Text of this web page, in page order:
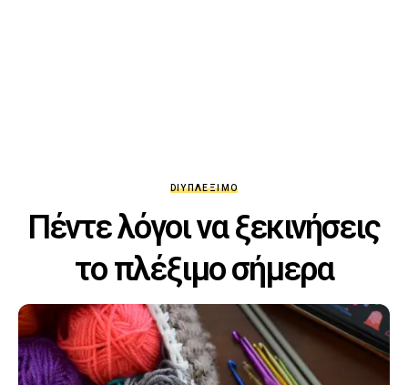
DIYΠΛΈΞΙΜΟ
Πέντε λόγοι να ξεκινήσεις
το πλέξιμο σήμερα